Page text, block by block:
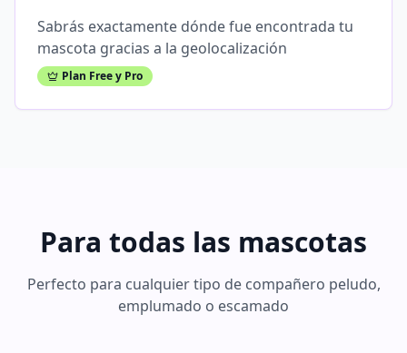
Sabrás exactamente dónde fue encontrada tu
mascota gracias a la geolocalización
Plan Free y Pro
Para todas las mascotas
Perfecto para cualquier tipo de compañero peludo,
emplumado o escamado